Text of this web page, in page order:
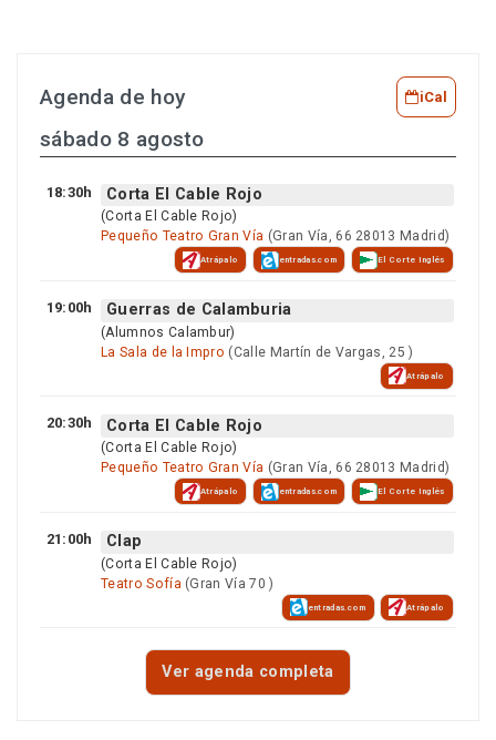
Agenda de hoy iCal
sábado 8 agosto
18:30h Corta El Cable Rojo
(Corta El Cable Rojo)
Pequeño Teatro Gran Vía (Gran Vía, 66 28013 Madrid)
Atrápalo entradas.com El Corte Inglés
19:00h Guerras de Calamburia
(Alumnos Calambur)
La Sala de la Impro (Calle Martín de Vargas, 25 )
Atrápalo
20:30h Corta El Cable Rojo
(Corta El Cable Rojo)
Pequeño Teatro Gran Vía (Gran Vía, 66 28013 Madrid)
Atrápalo entradas.com El Corte Inglés
21:00h Clap
(Corta El Cable Rojo)
Teatro Sofía (Gran Vía 70 )
entradas.com Atrápalo
Ver agenda completa